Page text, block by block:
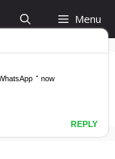
Menu